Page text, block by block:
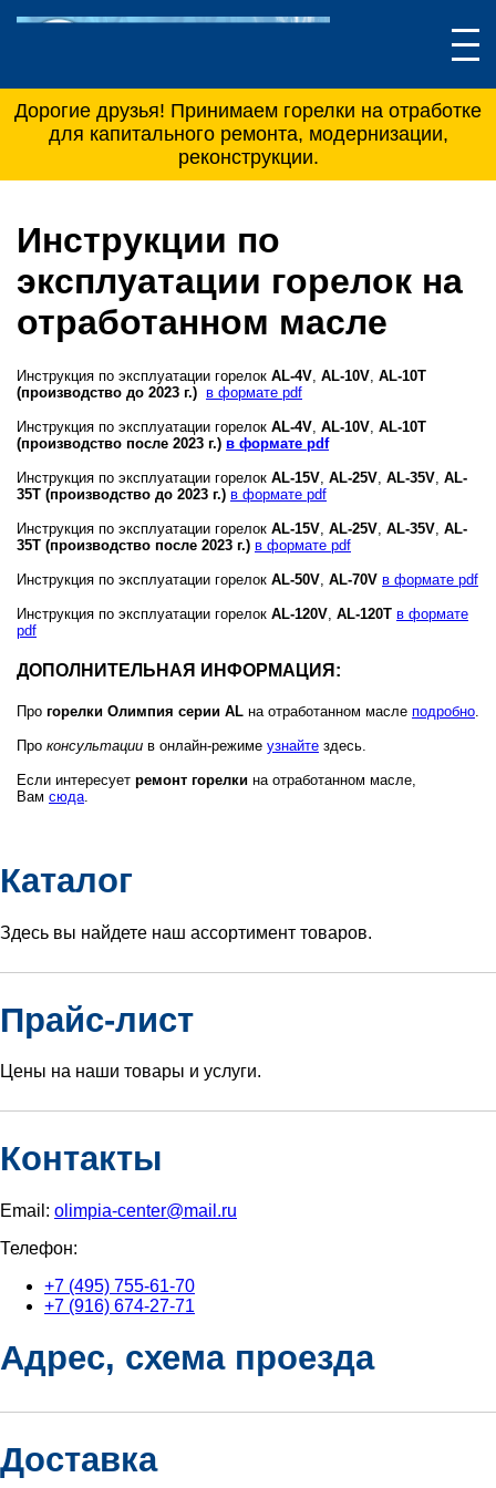
Дорогие друзья! Принимаем горелки на отработке
для капитального ремонта, модернизации,
реконструкции.
Инструкции по
эксплуатации горелок на
отработанном масле
Инструкция по эксплуатации горелок AL-4V AL-10V AL-10T
(производство до 2023 г.) в формате pdf
Инструкция по эксплуатации горелок AL-4V AL-10V AL-10T
(производство после 2023 г.) в формате pdf
Инструкция по эксплуатации горелок AL-15V AL-25V AL-35V AL-
35T (производство до 2023 г.) в формате pdf
Инструкция по эксплуатации горелок AL-15V AL-25V AL-35V AL-
35T (производство после 2023 г.) в формате pdf
Инструкция по эксплуатации горелок AL-50V AL-70V в формате pdf
Инструкция по эксплуатации горелок AL-120V AL-120T в формате
pdf
ДОПОЛНИТЕЛЬНАЯ ИНФОРМАЦИЯ:
Про горелки Олимпия серии AL на отработанном масле подробно
Про консультации в онлайн-режиме узнайте здесь.
Если интересует ремонт горелки на отработанном масле,
Вам сюда
Каталог
Здесь вы найдете наш ассортимент товаров.
Прайс-лист
Цены на наши товары и услуги.
Контакты
Email: olimpia-center@mail.ru
Телефон:
+7 (495) 755-61-70
+7 (916) 674-27-71
Адрес, схема проезда
Доставка